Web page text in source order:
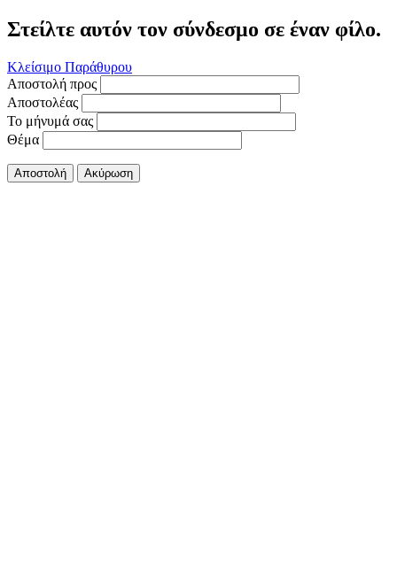
Στείλτε αυτόν τον σύνδεσμο σε έναν φίλο.
Κλείσιμο Παράθυρου
Αποστολή προς
Αποστολέας
Το μήνυμά σας
Θέμα
Αποστολή Ακύρωση